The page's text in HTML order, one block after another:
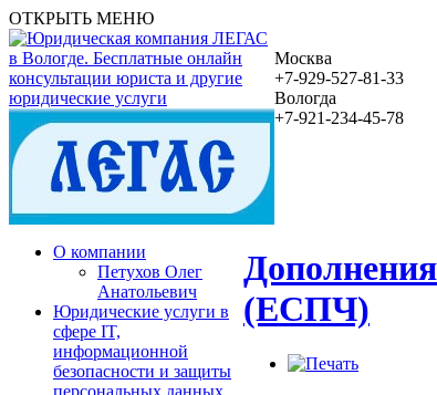
ОТКРЫТЬ МЕНЮ
Москва
+7-929-527-81-33
Вологда
+7-921-234-45-78
О компании
Петухов Олег
Анатольевич
Юридические услуги в
сфере IT,
информационной
безопасности и защиты
персональных данных
(ЕСПЧ)